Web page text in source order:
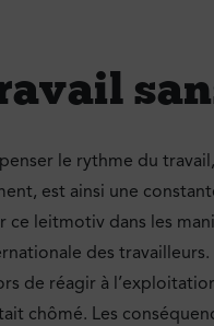
le rythme du
est ainsi une
ce leitmotiv dans les
des
de réagir à
chômé. Les